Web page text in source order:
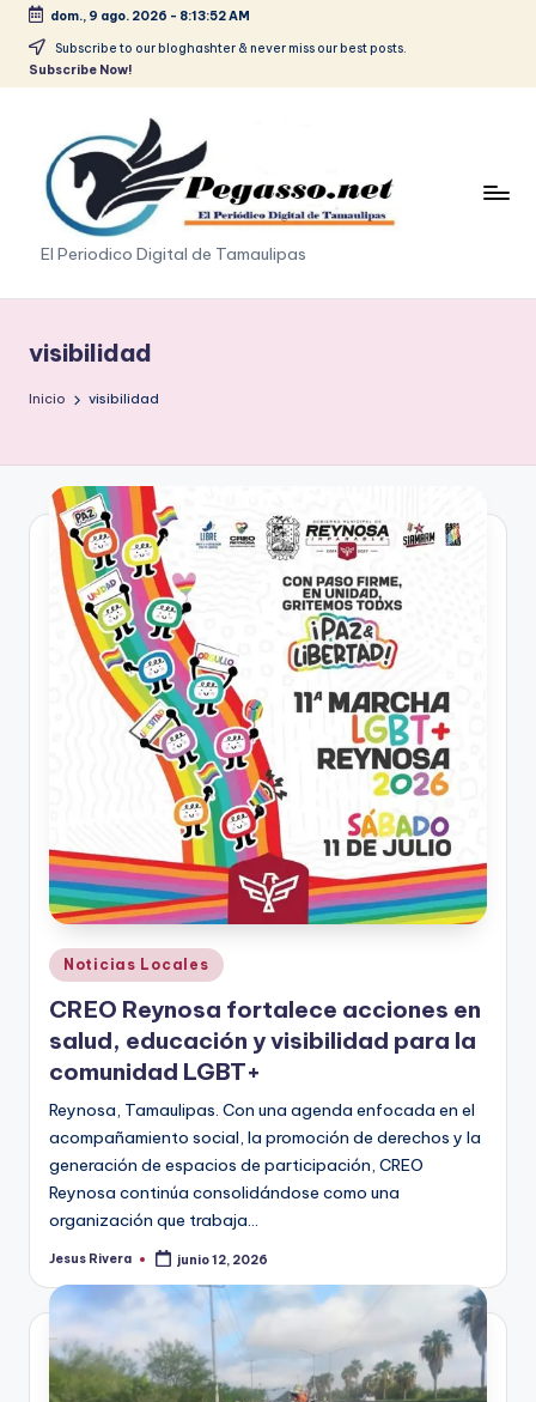
Saltar
dom., 9 ago. 2026 - 8:13:53 AM
Subscribe to our bloghashter & never miss our best posts.
Subscribe Now!
p
e
g
s
p
El Periodico Digital de Tamaulipas
visibilidad
Inicio visibilidad
Publicado
en
Noticias Locales
CREO Reynosa fortalece acciones en
salud, educación y visibilidad para la
comunidad LGBT+
Reynosa, Tamaulipas. Con una agenda enfocada en el
acompañamiento social, la promoción de derechos y la
generación de espacios de participación, CREO
Reynosa continúa consolidándose como una
organización que trabaja…
Publicado
Jesus Rivera junio 12, 2026